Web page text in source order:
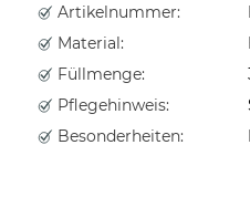
Artikelnummer:
Material:
Füllmenge:
Pflegehinweis:
Besonderheiten: